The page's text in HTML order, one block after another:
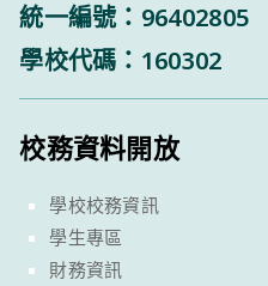
統一編號：96402805
學校代碼：160302
校務資料開放
學校校務資訊
學生專區
財務資訊